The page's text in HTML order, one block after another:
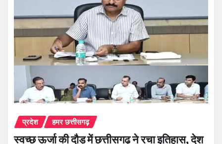
प्रदेश हमर छत्तीसगढ़
स्वच्छ ऊर्जा की दौड़ में छत्तीसगढ़ ने रचा इतिहास, देश